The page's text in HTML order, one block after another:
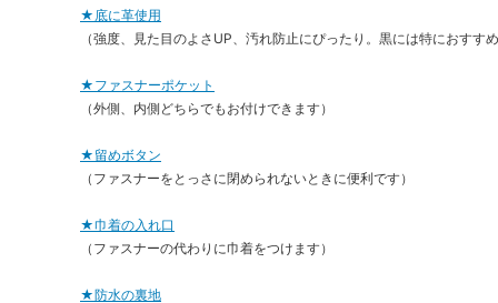
★底に革使用
（強度、見た目のよさUP、汚れ防止にぴったり。黒には特におすすめ
★ファスナーポケット
（外側、内側どちらでもお付けできます）
★留めボタン
（ファスナーをとっさに閉められないときに便利です）
★巾着の入れ口
（ファスナーの代わりに巾着をつけます）
★防水の裏地